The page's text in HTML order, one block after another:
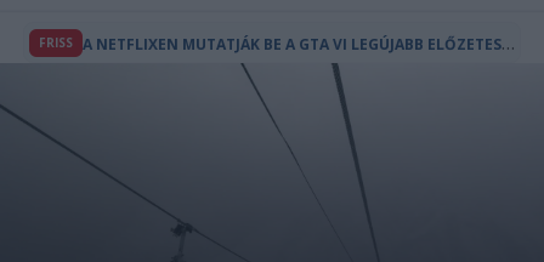
FRISS A
NETFLIXEN MUTATJÁK BE A GTA VI LEGÚJABB ELŐZETESÉT